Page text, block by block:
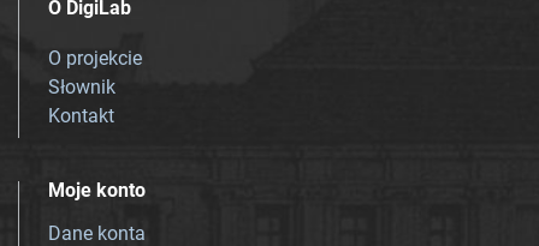
O DigiLab
O projekcie
Słownik
Kontakt
Moje konto
Dane konta